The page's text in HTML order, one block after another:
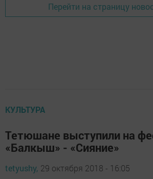
Перейти на страницу
КУЛЬТУРА
Тетюшане выступили на
«Балкыш» - «Сияние»
tetyushy, 29 октября 2018 - 16:05